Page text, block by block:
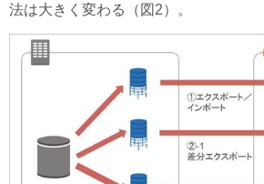
法は大きく変わる（図2）。